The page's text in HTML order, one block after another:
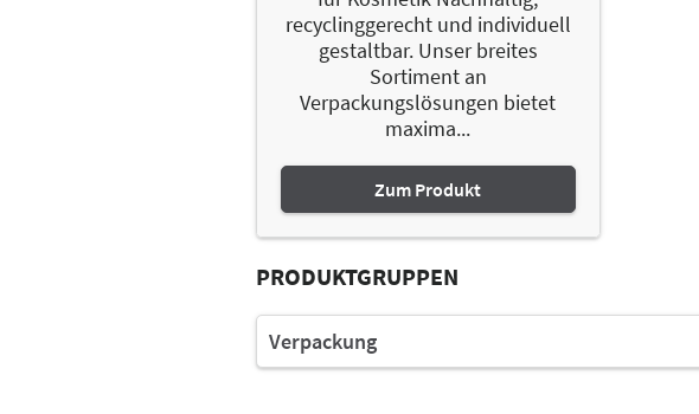
recyclinggerecht und individuell
gestaltbar. Unser breites
Sortiment an
Verpackungslösungen bietet
maxima...
Zum Produkt
PRODUKTGRUPPEN
Verpackung